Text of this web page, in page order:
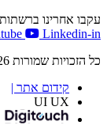
עקבו אחרינו ברשתות
Linkedin-in
כל הזכויות שמורות Cool Media © 2026
קידום אתר |
UI UX